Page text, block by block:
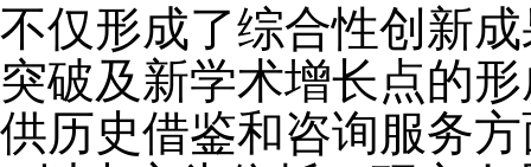
不仅形成了综合性创新
突破及新学术增长点的
供历史借鉴和咨询服务